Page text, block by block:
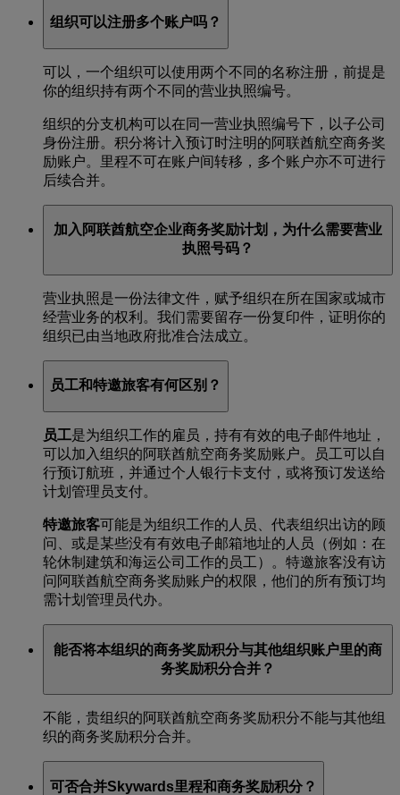
组织可以注册多个账户吗？
可以，一个组织可以使用两个不同的名称注册，前提是
你的组织持有两个不同的营业执照编号。
组织的分支机构可以在同一营业执照编号下，以子公司
身份注册。积分将计入预订时注明的阿联酋航空商务奖
励账户。里程不可在账户间转移，多个账户亦不可进行
后续合并。
加入阿联酋航空企业商务奖励计划，为什么需要营业
执照号码？
营业执照是一份法律文件，赋予组织在所在国家或城市
经营业务的权利。我们需要留存一份复印件，证明你的
组织已由当地政府批准合法成立。
员工和特邀旅客有何区别？
员工是为组织工作的雇员，持有有效的电子邮件地址，
可以加入组织的阿联酋航空商务奖励账户。员工可以自
行预订航班，并通过个人银行卡支付，或将预订发送给
计划管理员支付。
特邀旅客可能是为组织工作的人员、代表组织出访的顾
问、或是某些没有有效电子邮箱地址的人员（例如：在
轮休制建筑和海运公司工作的员工）。特邀旅客没有访
问阿联酋航空商务奖励账户的权限，他们的所有预订均
需计划管理员代办。
能否将本组织的商务奖励积分与其他组织账户里的商
务奖励积分合并？
不能，贵组织的阿联酋航空商务奖励积分不能与其他组
织的商务奖励积分合并。
可否合并Skywards里程和商务奖励积分？